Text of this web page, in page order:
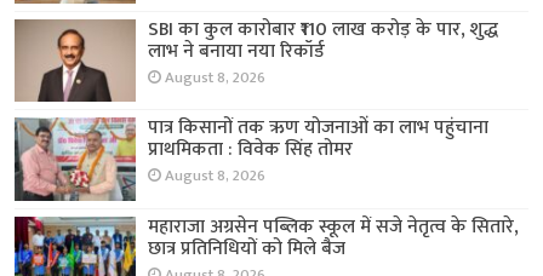
SBI का कुल कारोबार ₹110 लाख करोड़ के पार, शुद्ध
लाभ ने बनाया नया रिकॉर्ड
August 8, 2026
पात्र किसानों तक ऋण योजनाओं का लाभ पहुंचाना
प्राथमिकता : विवेक सिंह तोमर
August 8, 2026
महाराजा अग्रसेन पब्लिक स्कूल में सजे नेतृत्व के सितारे,
छात्र प्रतिनिधियों को मिले बैज